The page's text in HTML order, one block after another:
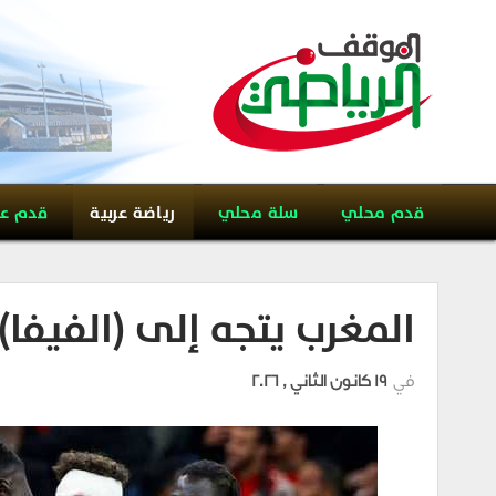
قدم محلي سلة محلي رياضة عربية قدم
المغرب يتجه إلى
في 19 كانون الثاني , 2026